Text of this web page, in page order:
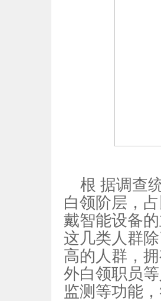
根 据调查
白领阶层，
戴智能设备
这几类人群
高的人群，
外白领职员
监测等功能